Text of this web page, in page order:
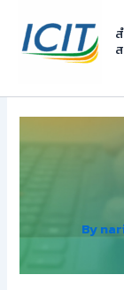
content
By